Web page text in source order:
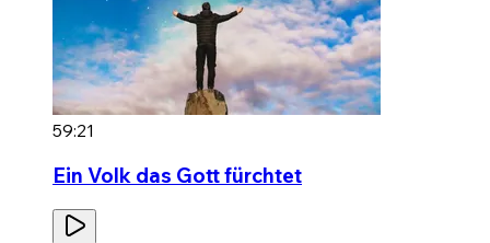
59:21
Ein Volk das Gott fürchtet